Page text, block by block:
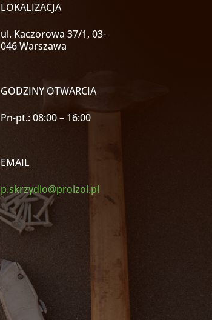
LOKALIZACJA
ul. Kaczorowa 37/1, 03-
046 Warszawa
GODZINY OTWARCIA
Pn-pt.: 08:00 – 16:00
EMAIL
p.skrzydlo@proizol.pl